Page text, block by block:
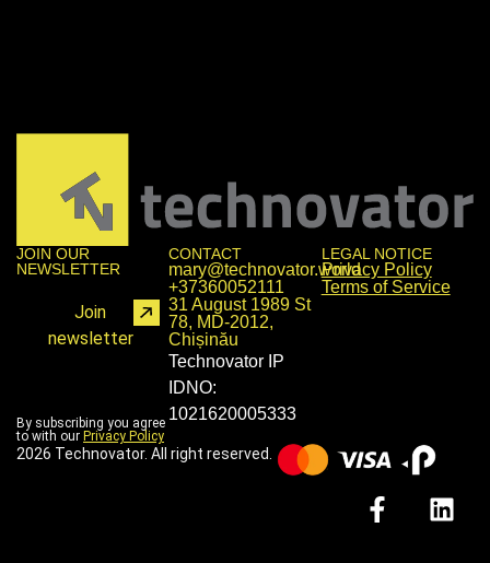
JOIN OUR
NEWSLETTER
Join
newsletter
By subscribing you agree
to with our Privacy Policy
CONTACT
mary@technovator.world
+37360052111
31 August 1989 St
78, MD-2012,
Chișinău
Technovator IP
IDNO:
1021620005333
LEGAL NOTICE
Privacy Policy
Terms of Service
2026 Technovator. All right reserved.